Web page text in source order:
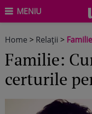
MENIU
Home > Relaţii >
Familie:
certurile